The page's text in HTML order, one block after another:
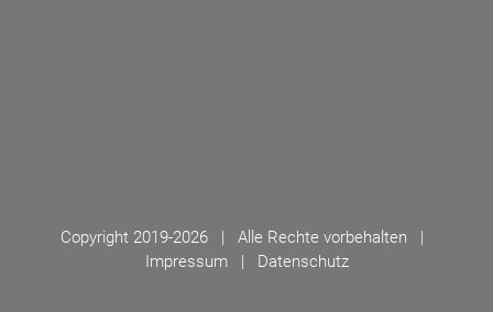
Copyright 2019-2026 | Alle Rechte vorbehalten |
Impressum| Datenschutz